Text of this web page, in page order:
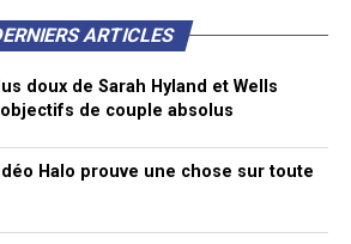
ARTICLES
doux de Sarah Hyland et Wells
de couple absolus
Halo prouve une chose sur toute